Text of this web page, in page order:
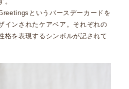
というバースデーカードを
インされたケアベア。それぞれの
格を表現するシンボルが記されて